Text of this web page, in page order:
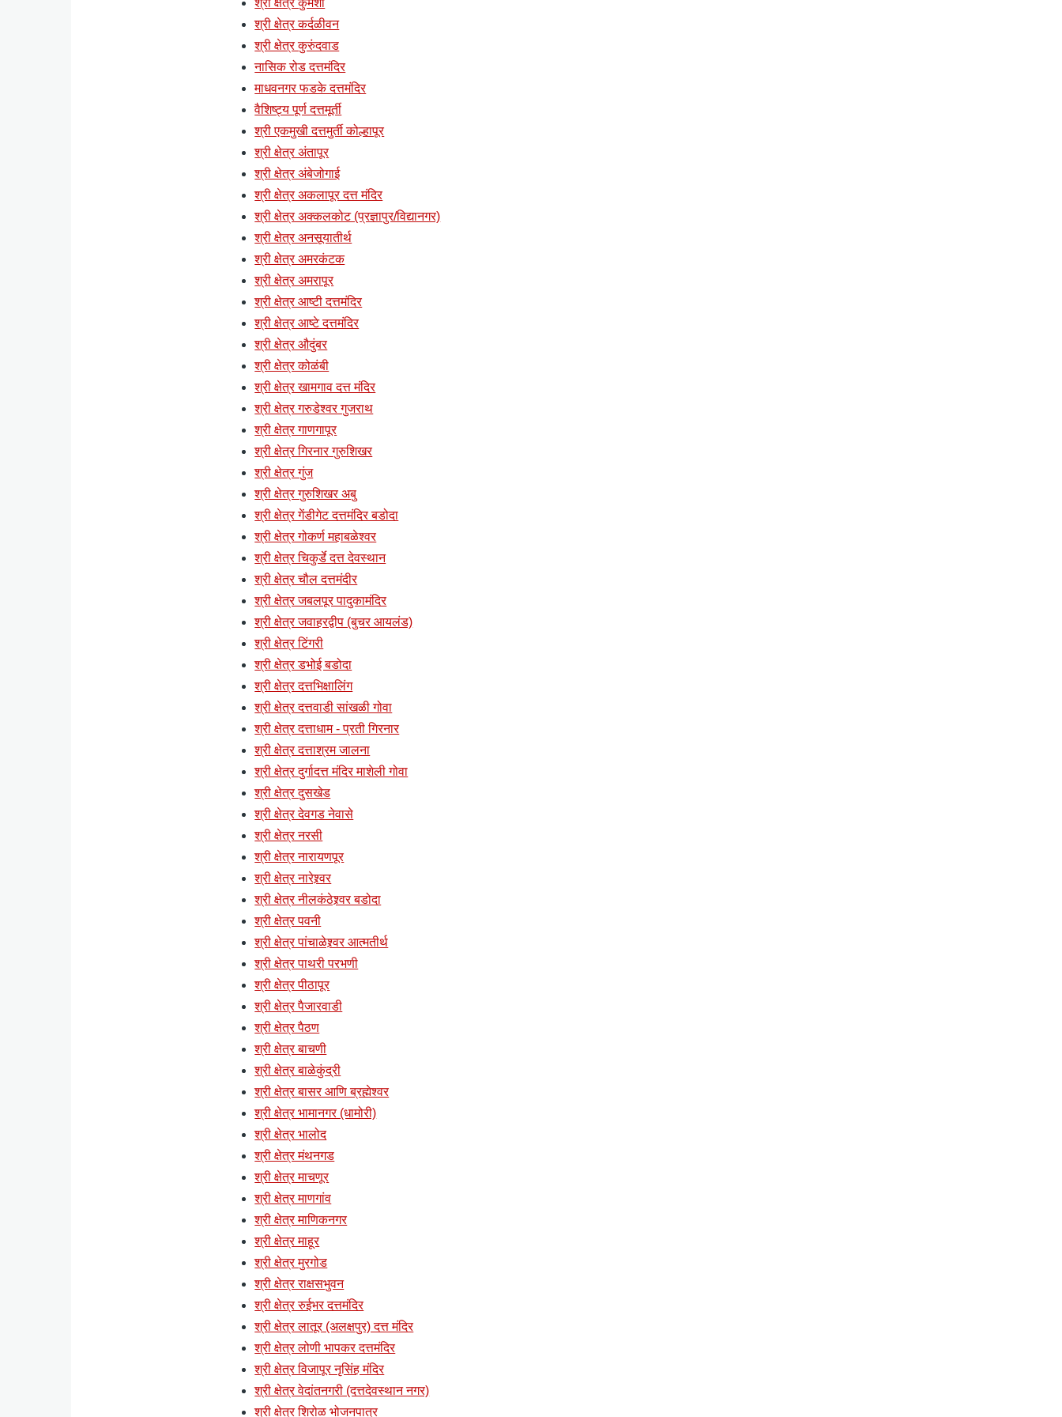
श्री क्षेत्र कर्दळीवन
श्री क्षेत्र कुरुंदवाड
नासिक रोड दत्तमंदिर
माधवनगर फडके दत्तमंदिर
वैशिष्ट्य पूर्ण दत्तमूर्ती
श्री एकमुखी दत्तमुर्ती कोल्हापूर
श्री क्षेत्र अंतापूर
श्री क्षेत्र अंबेजोगाई
श्री क्षेत्र अकलापूर दत्त मंदिर
श्री क्षेत्र अक्कलकोट (प्रज्ञापुर/विद्यानगर)
श्री क्षेत्र अनसूयातीर्थ
श्री क्षेत्र अमरकंटक
श्री क्षेत्र अमरापूर
श्री क्षेत्र आष्टी दत्तमंदिर
श्री क्षेत्र आष्टे दत्तमंदिर
श्री क्षेत्र औदुंबर
श्री क्षेत्र कोळंबी
श्री क्षेत्र खामगाव दत्त मंदिर
श्री क्षेत्र गरुडेश्वर गुजराथ
श्री क्षेत्र गाणगापूर
श्री क्षेत्र गिरनार गुरुशिखर
श्री क्षेत्र गुंज
श्री क्षेत्र गुरुशिखर अबु
श्री क्षेत्र गेंडीगेट दत्तमंदिर बडोदा
श्री क्षेत्र गोकर्ण महाबळेश्वर
श्री क्षेत्र चिकुर्डे दत्त देवस्थान
श्री क्षेत्र चौल दत्तमंदीर
श्री क्षेत्र जबलपूर पादुकामंदिर
श्री क्षेत्र जवाहरद्वीप (बुचर आयलंड)
श्री क्षेत्र टिंगरी
श्री क्षेत्र डभोई बडोदा
श्री क्षेत्र दत्तभिक्षालिंग
श्री क्षेत्र दत्तवाडी सांखळी गोवा
श्री क्षेत्र दत्ताधाम - प्रती गिरनार
श्री क्षेत्र दत्ताश्रम जालना
श्री क्षेत्र दुर्गादत्त मंदिर माशेली गोवा
श्री क्षेत्र दुसखेड
श्री क्षेत्र देवगड नेवासे
श्री क्षेत्र नरसी
श्री क्षेत्र नारायणपूर
श्री क्षेत्र नारेश्र्वर
श्री क्षेत्र नीलकंठेश्र्वर बडोदा
श्री क्षेत्र पवनी
श्री क्षेत्र पांचाळेश्र्वर आत्मतीर्थ
श्री क्षेत्र पाथरी परभणी
श्री क्षेत्र पीठापूर
श्री क्षेत्र पैजारवाडी
श्री क्षेत्र पैठण
श्री क्षेत्र बाचणी
श्री क्षेत्र बाळेकुंद्री
श्री क्षेत्र बासर आणि ब्रह्मेश्वर
श्री क्षेत्र भामानगर (धामोरी)
श्री क्षेत्र भालोद
श्री क्षेत्र मंथनगड
श्री क्षेत्र माचणूर
श्री क्षेत्र माणगांव
श्री क्षेत्र माणिकनगर
श्री क्षेत्र माहूर
श्री क्षेत्र मुरगोड
श्री क्षेत्र राक्षसभुवन
श्री क्षेत्र रुईभर दत्तमंदिर
श्री क्षेत्र लातूर (अलक्षपुर) दत्त मंदिर
श्री क्षेत्र लोणी भापकर दत्तमंदिर
श्री क्षेत्र विजापूर नृसिंह मंदिर
श्री क्षेत्र वेदांतनगरी (दत्तदेवस्थान नगर)
श्री क्षेत्र शिरोळ भोजनपात्र